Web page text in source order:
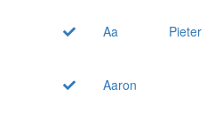
Aa Pieter
Aaron